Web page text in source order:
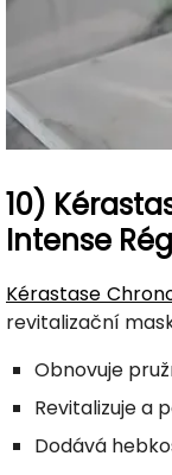
10)
Intense
Kérastase
revitalizační
Obnovuje
Revitalizuje a
Dodává